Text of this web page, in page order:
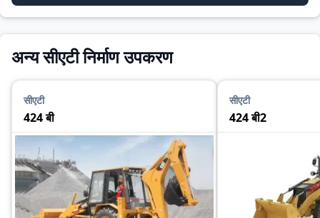
अन्य सीएटी निर्माण उपकरण
सीएटी
424 बी
सीएटी
424 बी2